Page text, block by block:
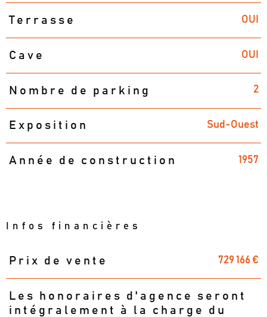
Terrasse OUI
Cave OUI
Nombre de parking 2
Exposition Sud-Ouest
Année de construction 1957
Infos financières
Caractéristiques Valeurs
Prix de vente 729 166 €
Les honoraires d'agence seront
intégralement à la charge du